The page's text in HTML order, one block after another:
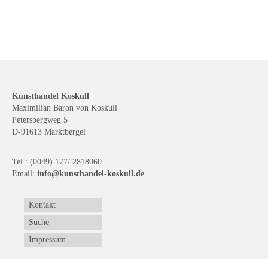
Kunsthandel Koskull
Maximilian Baron von Koskull
Petersbergweg 5
D-91613 Marktbergel
Tel.: (0049) 177/ 2818060
Email: info@kunsthandel-koskull.de
Kontakt
Suche
Impressum